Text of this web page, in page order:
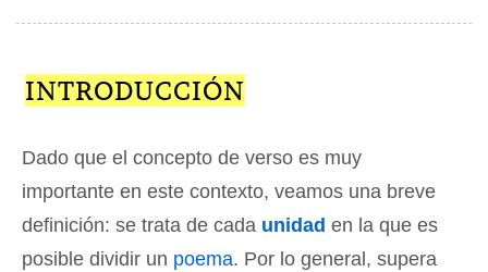
INTRODUCCIÓN
Dado que el concepto de verso es muy
importante en este contexto, veamos una breve
definición: se trata de cada unidad en la que es
posible dividir un poema. Por lo general, supera